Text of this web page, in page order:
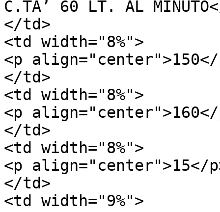
C.TA’ 60 LT. AL
</td>
<td width="8%">
<p align="center">150</
</td>
<td width="8%">
<p align="center">160</
</td>
<td width="8%">
<p align="center">15</
</td>
<td width="9%">